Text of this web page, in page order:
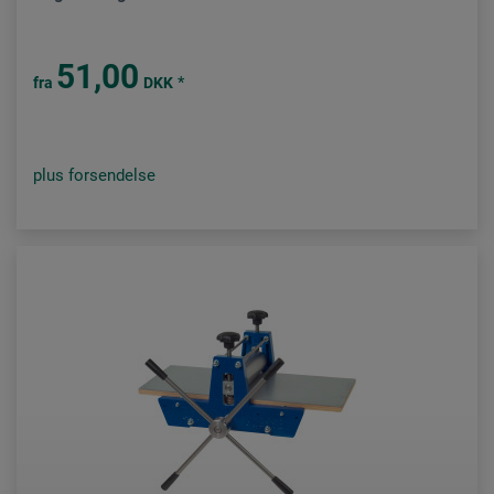
fra 51,00 DKK *
plus forsendelse